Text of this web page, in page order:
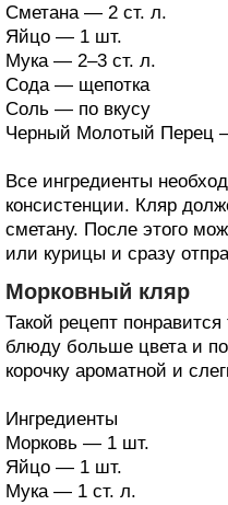
Сметана — 2 ст. л.
Яйцо — 1 шт.
Мука — 2–3 ст. л.
Сода — щепотка
Соль — по вкусу
Черный Молотый Перец
Все ингредиенты
консистенции. Кляр
сметану. После этого
или курицы и сразу
Морковный кляр
Такой рецепт
блюду больше цвета и
корочку ароматной и
Ингредиенты
Морковь — 1 шт.
Яйцо — 1 шт.
Мука — 1 ст. л.